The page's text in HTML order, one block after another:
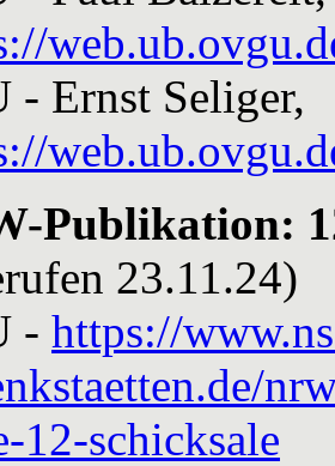
- Ernst Seliger,
Publikation:
23.11.24)
- https://
12-schicksale